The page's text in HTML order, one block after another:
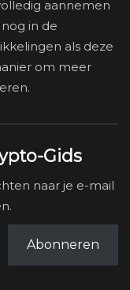
aannemen
in de
als deze
om meer
Gids
naar je e-mail
Abonneren